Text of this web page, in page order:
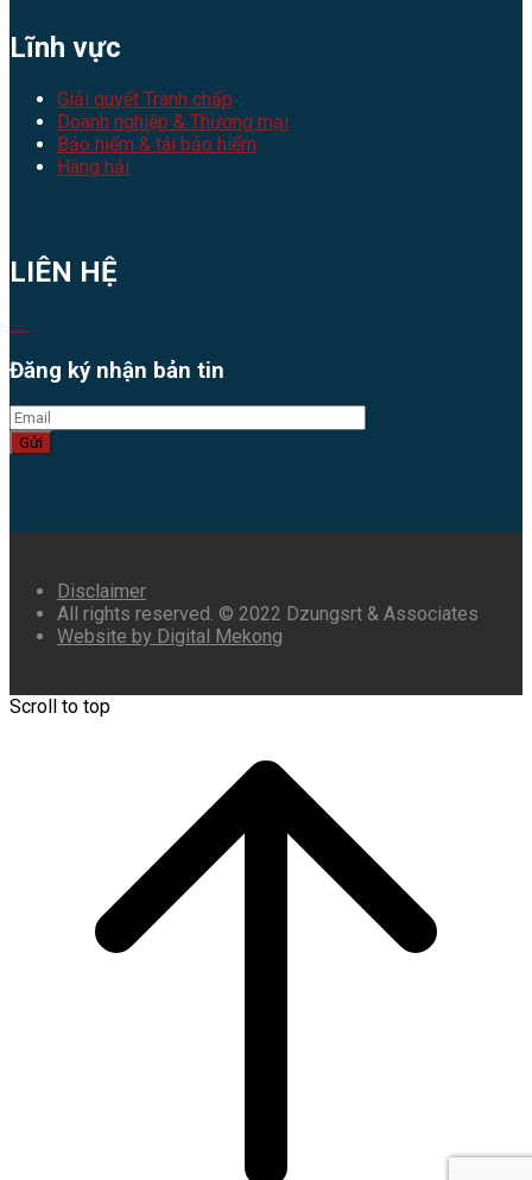
Lĩnh vực
Giải quyết Tranh chấp
Doanh nghiệp & Thương mại
Bảo hiểm & tái bảo hiểm
Hàng hải
LIÊN HỆ
Đăng ký nhận bản tin
Gửi
Disclaimer
All rights reserved. © 2022 Dzungsrt & Associates
Website by Digital Mekong
Scroll to top